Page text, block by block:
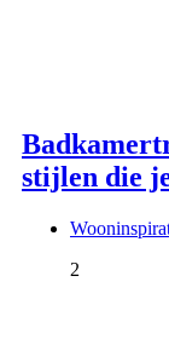
stijlen die
2